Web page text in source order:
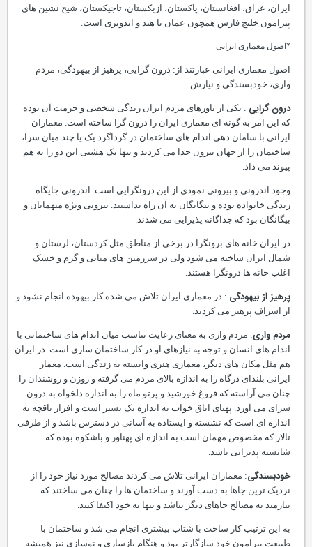
ایران، عراق، افغانستان، پاکستان، ازبکستان، تاجیکستان، شیخ نشین های
پیرامون خلیج فارس همچون عمان تا هند و اندونزی است.
*اصول معماری ایرانی
اصول معماری ایرانی عبارتند از: درون گرایی، پرهیز از بیهودگی، مردم
واری، خودبسندگی و نیارش.
درون گرایی: یکی از باورهای مردم ایران زندگی شخصی و حرمت آن بوده
که این امر به گونه ای معماری ایران را درون گرا ساخته است. معماران
ایرانی با سامان دهی اندام های ساختمان در گرداگرد یک یا چند میان سرا،
ساختمان را از جهان بیرون جدا می کردند و تنها یک هشتی این دو را به هم
پیوند می داد.
وجود اندرونی و بیرونی نمودی از این درونگرایی است. اندرونی جایگاه
زندگی خانواده بوده و بیگانگان به آن راه نداشتند. بیرونی ویژه میهمانان و
بیگانگان بود که جداگانه پذیرایی می شدند.
در ایران خانه های برونگرا در برخی از مناطق مثل کردستان، لرستان و
شمال ایران ساخته می شود ولی در سرزمین های میانی و گرم و خشک
اغلب خانه ها درونگرا هستند.
پرهیز از بیهودگی: در معماری ایران تلاش می شده کار بیهوده انجام نشود و
از اسراف پرهیز می کردند.
مردم واری: مردم واری به معنای رعایت تناسب میان اندام های ساختمانی با
اندام های انسان و توجه به نیازهای او در کار ساختمان سازی است. در ایران
هم مثل مکان های دیگر، معماری هنری وابسته به زندگی است. معمار
ایرانی بلندای درگاه را به اندازه بالای مردم می گرفته و روزن و روشندان را
چنان می آراسته که فروغ خورشید و پرتو ماه را به اندازه دلخواه به درون
سرای می آورد. پهنای اتاق خواب به اندازه یک بستر است و افراز تاقچه به
اندازه ای است که نشسته و ایستاده به آسانی در دسترس باشد و از طرفی
تالار که مخصوص مهمان است به اندازه ای پهناور و باشکوه بوده که
شایسته پذیرایی باشد.
خودبسندگی: معماران ایرانی تلاش می کردند مصالح مورد نیاز خود را از
نزدیک ترین جاها به دست آورند و ساختمان ها را چنان می ساختند که
نیازمند به مصالح جاهای دیگر نباشد و تنها به خود اکتفا کنند.
به این ترتیب کار ساخت با شتاب بیشتری انجام می شد و ساختمان با
طبیعت پیرامون خود سازگارتر بود و هنگام بازسازی و نوسازی نیز همیشه